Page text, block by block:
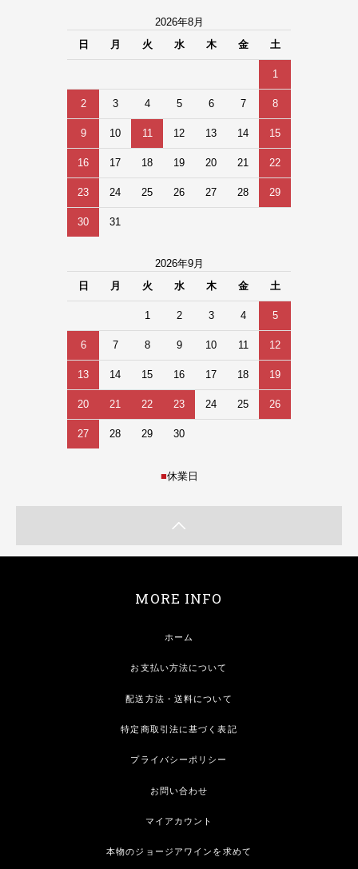
2026年8月
日
月 火 水 木 金 土
1
2 3 4 5 6 7 8
9 10 11 12 13 14 15
16 17 18 19 20 21 22
23 24 25 26 27 28 29
30 31
2026年9月
日
月 火 水 木 金 土
1 2 3 4 5
6 7 8 9 10 11 12
13 14 15 16 17 18 19
20 21 22 23 24 25 26
27 28 29 30
■休業日
MORE INFO
ホーム
お支払い方法について
配送方法・送料について
特定商取引法に基づく表記
プライバシーポリシー
お問い合わせ
マイアカウント
本物のジョージアワインを求めて